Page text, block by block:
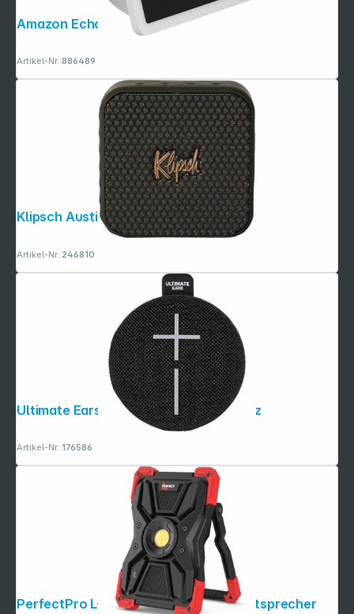
Artikel-Nr.:886489
Klipsch Austin
Artikel-Nr.:246810
Ultimate Ears Miniroll Sanftes Schwarz
Artikel-Nr.:176586
PerfectPro L-100 LED-Worklight + Lautsprecher
Folgen Sie uns auf